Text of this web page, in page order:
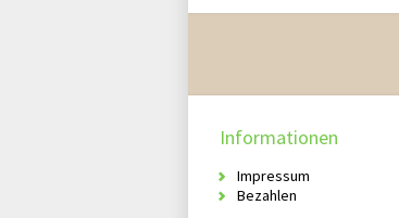
Informationen
Impressum
Bezahlen